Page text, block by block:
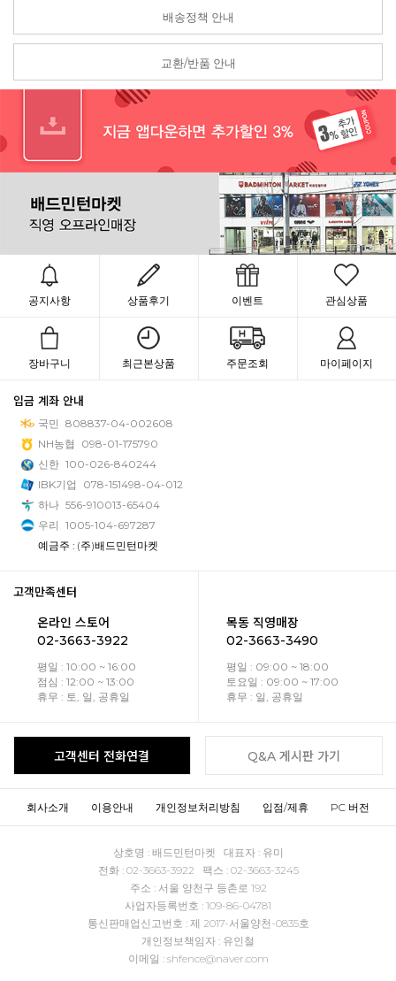
배송정책 안내
교환/반품 안내
공지사항 상품후기 이벤트 관심상품
장바구니 최근본상품 주문조회 마이페이지
입금 계좌 안내
국민 808837-04-002608
NH농협
098-01-175790
신한 100-026-840244
IBK기업
078-151498-04-012
하나 556-910013-65404
우리 1005-104-697287
예금주 : (주)배드민턴마켓
고객만족센터
온라인 스토어
02-3663-3922
평일 : 10:00 ~ 16:00
점심 : 12:00 ~ 13:00
휴무 : 토, 일, 공휴일
목동 직영매장
02-3663-3490
평일 : 09:00 ~ 18:00
토요일 : 09:00 ~ 17:00
휴무 : 일, 공휴일
고객센터 전화연결 Q&A 게시판 가기
회사소개 이용안내 개인정보처리방침 입점/제휴 PC 버전
상호명 : 배드민턴마켓 대표자 : 유미
전화 : 02-3663-3922 팩스 : 02-3663-3245
주소 : 서울 양천구 등촌로 192
사업자등록번호 : 109-86-04781
통신판매업신고번호 : 제 2017-서울양천-0835호
개인정보책임자 : 유인철
이메일 : shfence@naver.com